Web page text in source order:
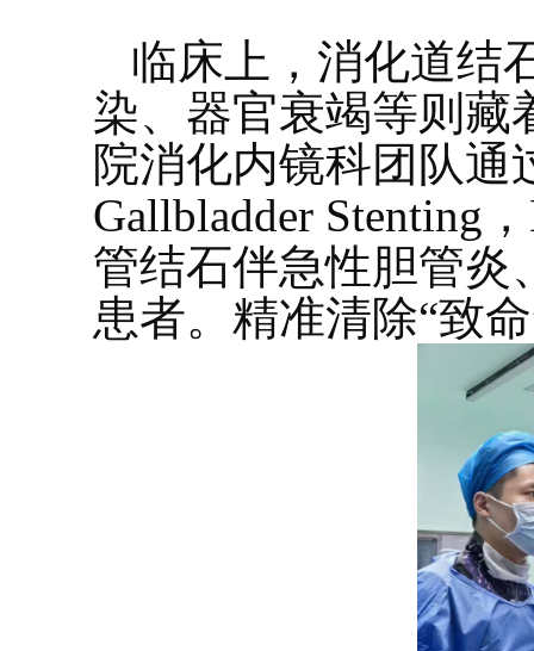
临床上，消化道结
染、器官衰竭等则藏
院消化内镜科团队通
Gallbladder Stenting
管结石伴急性胆管炎
患者。精准清除“致